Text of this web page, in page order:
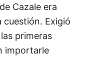
Cazale era
cuestión. Exigió
primeras
importarle